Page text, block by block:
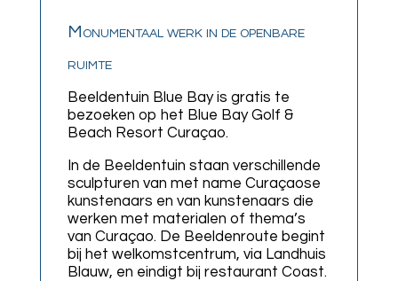
Monumentaal werk in de openbare
ruimte
Beeldentuin Blue Bay is gratis te
bezoeken op het Blue Bay Golf &
Beach Resort Curaçao.
In de Beeldentuin staan verschillende
sculpturen van met name Curaçaose
kunstenaars en van kunstenaars die
werken met materialen of thema’s
van Curaçao. De Beeldenroute begint
bij het welkomstcentrum, via Landhuis
Blauw, en eindigt bij restaurant Coast.